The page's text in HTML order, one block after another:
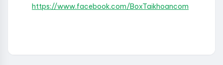
https://www.facebook.com/BoxTaikhoancom